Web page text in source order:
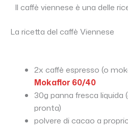
Il caffè viennese è una delle
La ricetta del caffè Viennese
2x caffè espresso (o
Mokaflor 60/40
30g panna fresca
pronta)
polvere di cacao a